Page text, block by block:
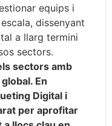
equips i
dissenyant
a llarg termini
sectors.
sectors amb
En
Digital i
per aprofitar